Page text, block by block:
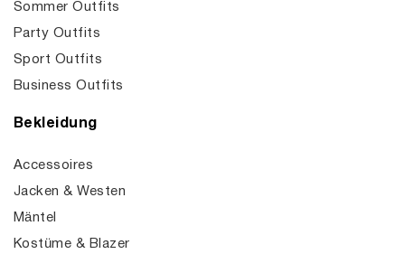
Sommer Outfits
Party Outfits
Sport Outfits
Business Outfits
Bekleidung
Accessoires
Jacken & Westen
Mäntel
Kostüme & Blazer